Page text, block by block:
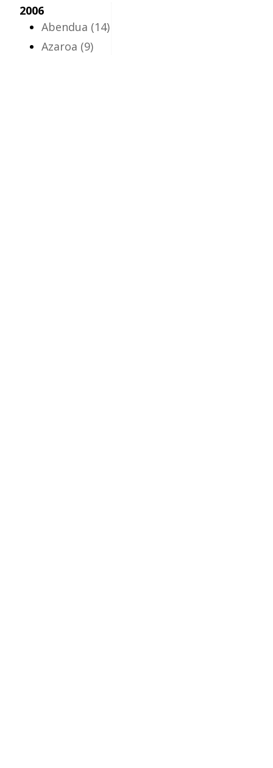
2006
Abendua (14)
Azaroa (9)